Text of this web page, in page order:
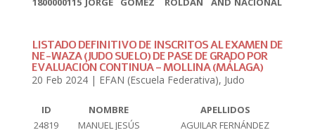
LISTADO DEFINITIVO DE INSCRITOS AL EXAMEN DE
NE-WAZA (JUDO SUELO) DE PASE DE GRADO POR
EVALUACIÓN CONTINUA – MOLLINA (MÁLAGA)
20 Feb 2024| EFAN (Escuela Federativa), Judo
ID NOMBRE
APELLIDOS
24819
MANUEL JESÚS
AGUILAR FERNÁNDEZ